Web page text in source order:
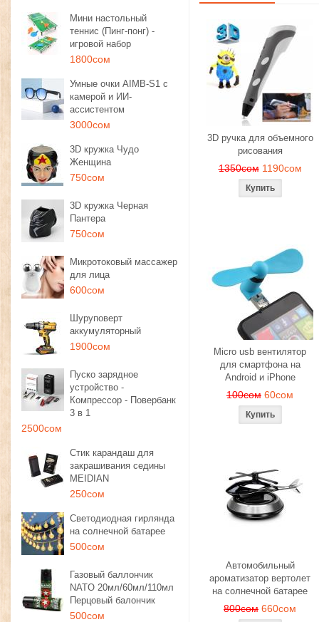
Мини настольный
теннис (Пинг-понг) -
игровой набор
1800сом
Умные очки AIMB-S1 с
камерой и ИИ-
ассистентом
3000сом
3D кружка Чудо
Женщина
750сом
3D кружка Черная
Пантера
750сом
Микротоковый массажер
для лица
600сом
Шуруповерт
аккумуляторный
1900сом
Пуско зарядное
устройство -
Компрессор - Повербанк
3 в 1
2500сом
Стик карандаш для
закрашивания седины
MEIDIAN
250сом
Светодиодная гирлянда
на солнечной батарее
500сом
Газовый баллончик
NATO 20мл/60мл/110мл
Перцовый балончик
500сом
3D ручка для объемного
рисования
1350сом 1190сом
Micro usb вентилятор
для смартфона на
Android и iPhone
100сом 60сом
Автомобильный
ароматизатор вертолет
на солнечной батарее
800сом 660сом